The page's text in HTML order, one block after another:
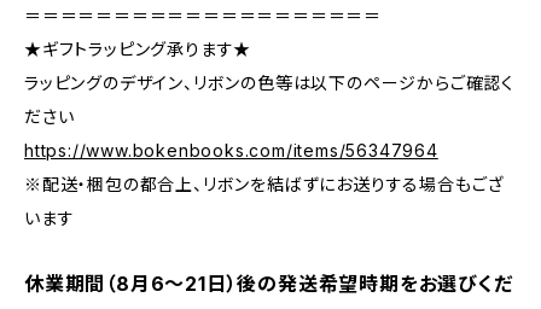
＝＝＝＝＝＝＝＝＝＝＝＝＝＝＝＝＝＝＝＝
★ギフトラッピング承ります★
ラッピングのデザイン、リボンの色等は以下のページからご確認く
ださい
https://www.bokenbooks.com/items/56347964
※配送・梱包の都合上、リボンを結ばずにお送りする場合もござ
います
休業期間（8月6〜21日）後の発送希望時期をお選びくだ